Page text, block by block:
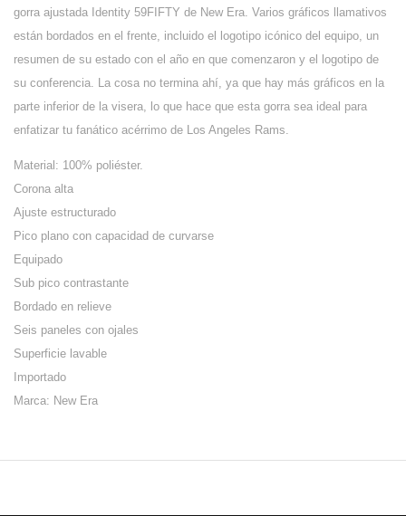
gorra ajustada Identity 59FIFTY de New Era. Varios gráficos llamativos
están bordados en el frente, incluido el logotipo icónico del equipo, un
resumen de su estado con el año en que comenzaron y el logotipo de
su conferencia. La cosa no termina ahí, ya que hay más gráficos en la
parte inferior de la visera, lo que hace que esta gorra sea ideal para
enfatizar tu fanático acérrimo de Los Angeles Rams.
Material: 100% poliéster.
Corona alta
Ajuste estructurado
Pico plano con capacidad de curvarse
Equipado
Sub pico contrastante
Bordado en relieve
Seis paneles con ojales
Superficie lavable
Importado
Marca: New Era